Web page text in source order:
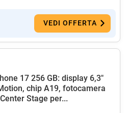
VEDI OFFERTA
17 256 GB: display 6,3"
chip A19, fotocamera
Stage per...